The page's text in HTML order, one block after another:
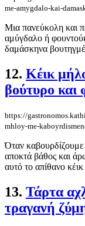
me-amygdalo-kai-
Μια πανεύκολη και
αμύγδαλο ή
δαμάσκηνα
12. Κέικ
βούτυρο και
https://
mhloy-me-
Όταν
αποκτά βάθος και
αυτό το απίθανο
13. Τάρτα
τραγανή